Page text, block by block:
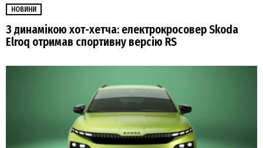
НОВИНИ
З динамікою хот-хетча: електрокросовер Skoda
Elroq отримав спортивну версію RS